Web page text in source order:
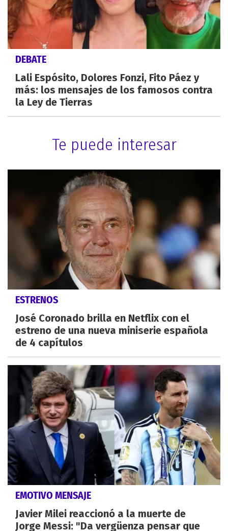
DEBATE
Lali Espósito, Dolores Fonzi, Fito Páez y
más: los mensajes de los famosos contra
la Ley de Tierras
Te puede interesar
ESTRENOS
José Coronado brilla en Netflix con el
estreno de una nueva miniserie española
de 4 capítulos
EMOTIVO MENSAJE
Javier Milei reaccionó a la muerte de
Jorge Messi: "Da vergüenza pensar que